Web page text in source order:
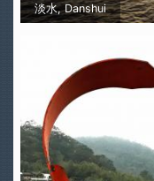
淡水, Danshui